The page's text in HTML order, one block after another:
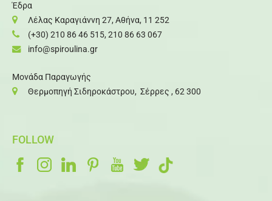
Έδρα
Λέλας Καραγιάννη 27, Αθήνα, 11 252
(+30) 210 86 46 515, 210 86 63 067
info@spiroulina.gr
Μονάδα Παραγωγής
Θερμοπηγή Σιδηροκάστρου, Σέρρες , 62 300
FOLLOW